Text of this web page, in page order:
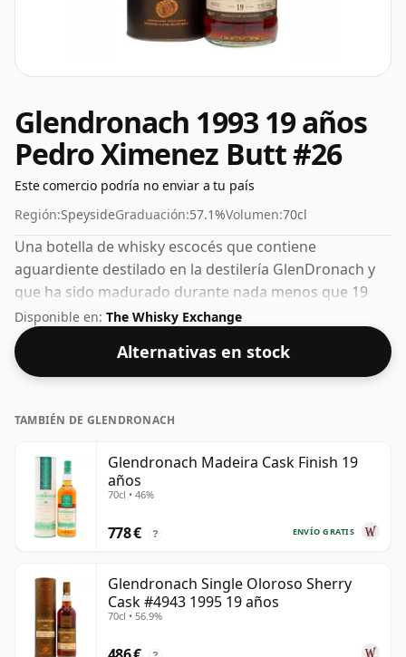
Glendronach 1993 19 años
Pedro Ximenez Butt #26
Este comercio podría no enviar a tu país
Región:SpeysideGraduación:57.1%Volumen:70cl
Una botella de whisky escocés que contiene
aguardiente destilado en la destilería GlenDronach y
que ha sido madurado durante nada menos que 19
años en barricas de roble. Este puede considerarse un
whisky de mayor concentración, con un ABV del 57,1%.
Se presenta en el tamaño de embotellado habitual de
70 cl.
Disponible en: The Whisky Exchange
Alternativas en stock
TAMBIÉN DE GLENDRONACH
Glendronach Madeira Cask Finish 19
años
70cl • 46%
ENVÍO GRATIS
778 € ?
Glendronach Single Oloroso Sherry
Cask #4943 1995 19 años
70cl • 56.9%